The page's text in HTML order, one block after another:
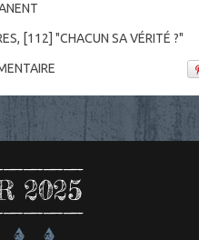
, [112] "CHACUN SA VÉRITÉ ?"
2025